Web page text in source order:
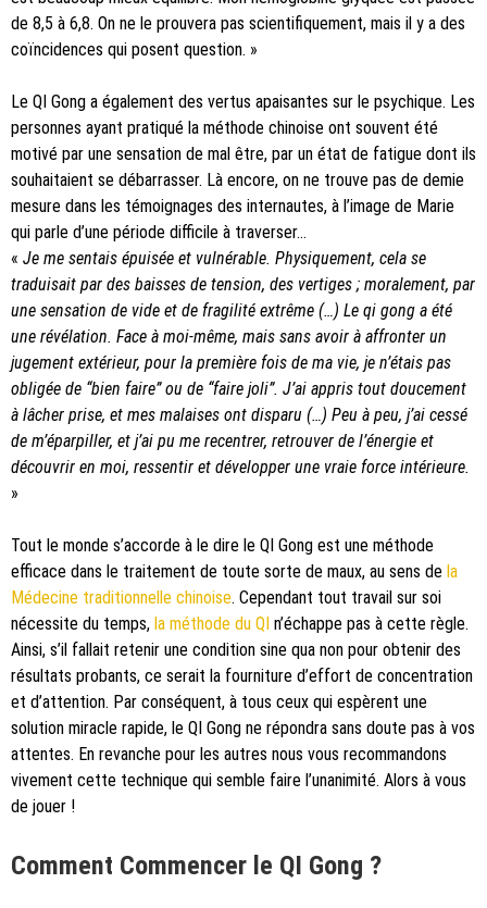
de 8,5 à 6,8. On ne le prouvera pas scientifiquement, mais il y a des
coïncidences qui posent question. »
Le QI Gong a également des vertus apaisantes sur le psychique. Les
personnes ayant pratiqué la méthode chinoise ont souvent été
motivé par une sensation de mal être, par un état de fatigue dont ils
souhaitaient se débarrasser. Là encore, on ne trouve pas de demie
mesure dans les témoignages des internautes, à l’image de Marie
qui parle d’une période difficile à traverser…
« Je me sentais épuisée et vulnérable. Physiquement, cela se
traduisait par des baisses de tension, des vertiges ; moralement, par
une sensation de vide et de fragilité extrême (…) Le qi gong a été
une révélation. Face à moi-même, mais sans avoir à affronter un
jugement extérieur, pour la première fois de ma vie, je n’étais pas
obligée de “bien faire” ou de “faire joli”. J’ai appris tout doucement
à lâcher prise, et mes malaises ont disparu (…) Peu à peu, j’ai cessé
de m’éparpiller, et j’ai pu me recentrer, retrouver de l’énergie et
découvrir en moi, ressentir et développer une vraie force intérieure.
»
Tout le monde s’accorde à le dire le QI Gong est une méthode
efficace dans le traitement de toute sorte de maux, au sens de la
Médecine traditionnelle chinoise. Cependant tout travail sur soi
nécessite du temps, la méthode du QI n’échappe pas à cette règle.
Ainsi, s’il fallait retenir une condition sine qua non pour obtenir des
résultats probants, ce serait la fourniture d’effort de concentration
et d’attention. Par conséquent, à tous ceux qui espèrent une
solution miracle rapide, le QI Gong ne répondra sans doute pas à vos
attentes. En revanche pour les autres nous vous recommandons
vivement cette technique qui semble faire l’unanimité. Alors à vous
de jouer !
Comment Commencer le QI Gong ?